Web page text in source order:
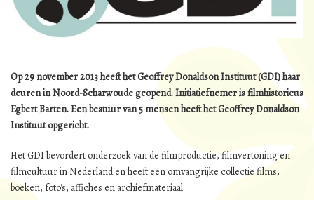
Op 29 november 2013 heeft het Geoffrey Donaldson Instituut (GDI) haar
deuren in Noord-Scharwoude geopend. Initiatiefnemer is filmhistoricus
Egbert Barten. Een bestuur van 5 mensen heeft het Geoffrey Donaldson
Instituut opgericht.
Het GDI bevordert onderzoek van de filmproductie, filmvertoning en
filmcultuur in Nederland en heeft een omvangrijke collectie films,
boeken, foto's, affiches en archiefmateriaal.